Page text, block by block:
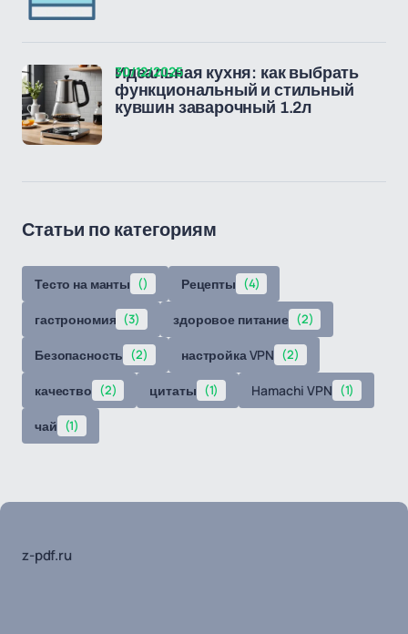
Идеальная кухня: как выбрать
функциональный и стильный
кувшин заварочный 1.2л
30/12/2025
Статьи по категориям
Тесто на манты () Рецепты (4)
гастрономия (3) здоровое питание (2)
Безопасность (2) настройка VPN (2)
качество (2) цитаты (1) Hamachi VPN (1)
чай (1)
z-pdf.ru